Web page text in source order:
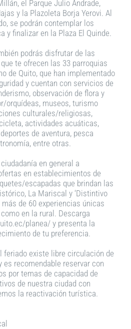
el Parque Julio Andrade,
y la Plazoleta Borja Yerovi. Al
se podrán contemplar los
y finalizar en la Plaza El Quinde.
podrás disfrutar de las
te ofrecen las 33 parroquias
de Quito, que han implementado
y cuentan con servicios de
observación de flora y
orquídeas, museos, turismo
culturales/religiosas,
actividades acuáticas,
de aventura, pesca
entre otras.
en general a
en establecimientos de
escapadas que brindan las
La Mariscal y ‘Distintivo
más de 60 experiencias únicas
en la rural. Descarga
planea/ y presenta la
de tu preferencia.
feriado existe libre circulación de
recomendable reservar con
por temas de capacidad de
de nuestra ciudad con
la reactivación turística.